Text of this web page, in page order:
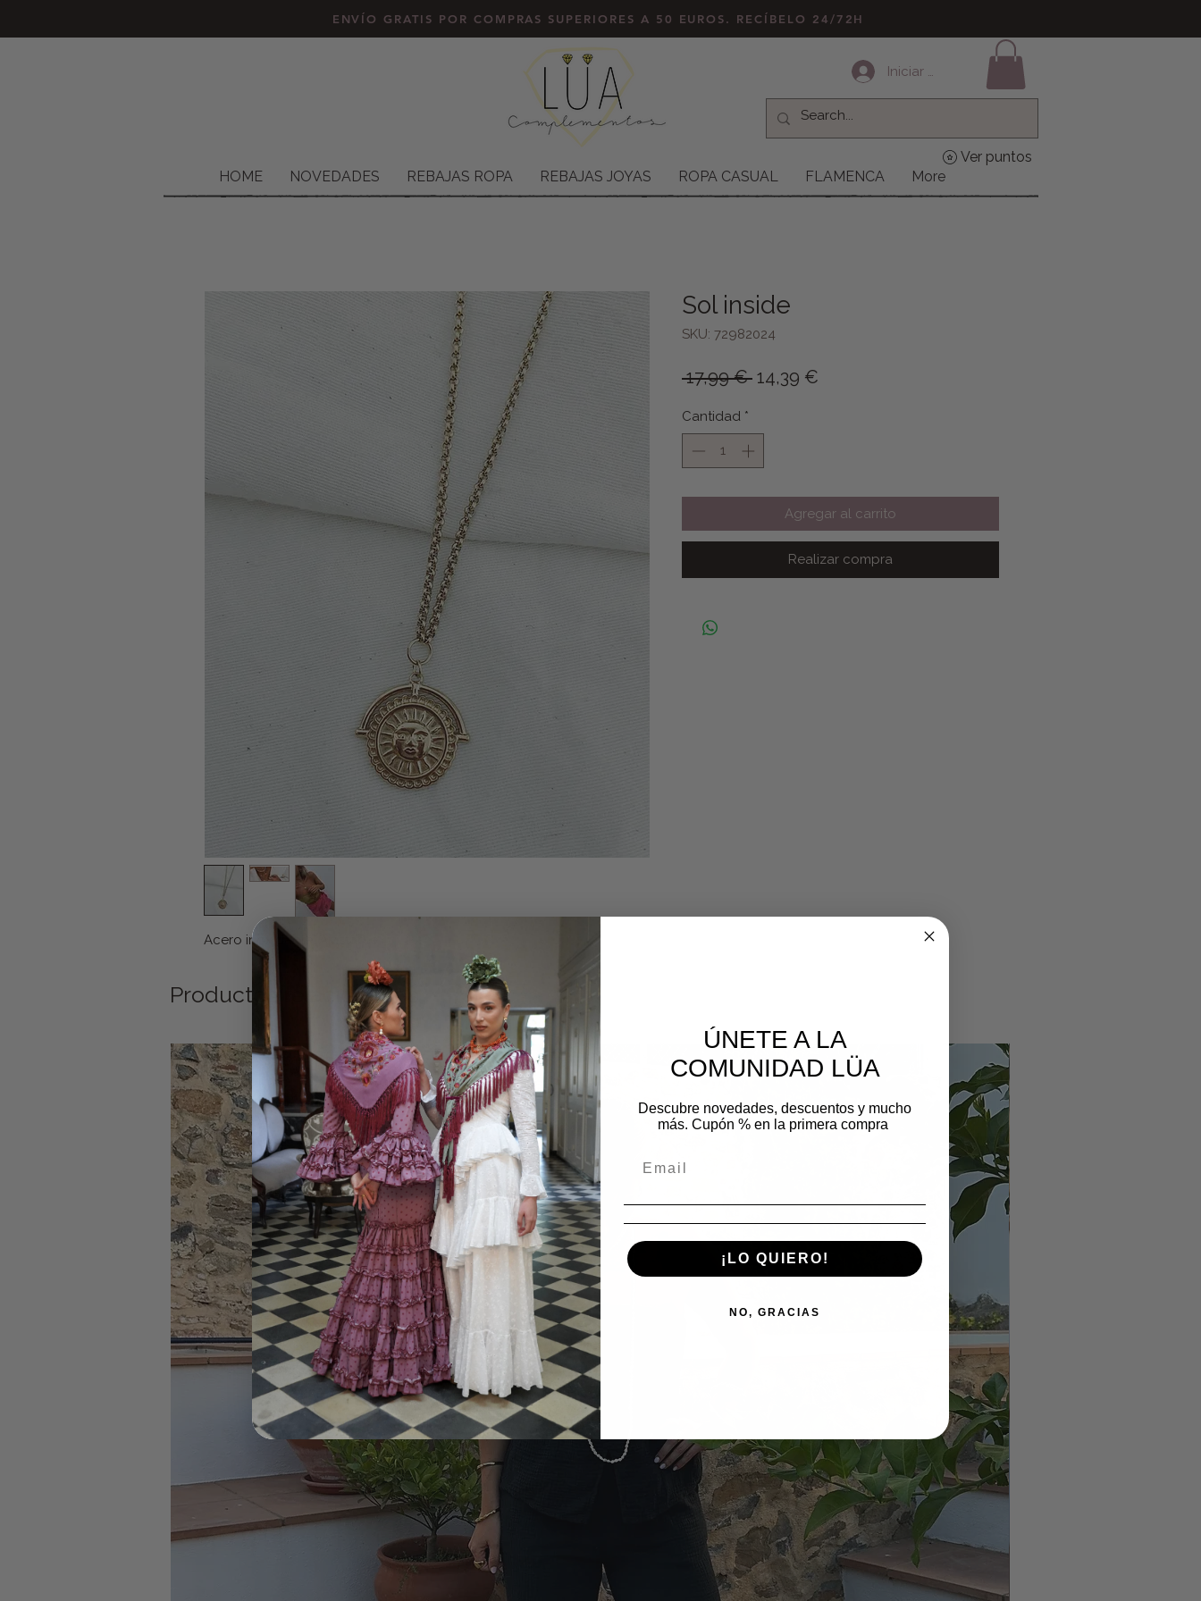
ENVÍO GRATIS POR COMPRAS SUPERIORES A 50 EUROS. RECÍBELO 24/72H
Iniciar sesión
HOME NOVEDADES REBAJAS ROPA REBAJAS JOYAS ROPA CASUAL FLAMENCA More
Ver puntos
Acero inoxidable. Ajustable
Sol inside
SKU: 72982024
17,99 € Precio
14,39 €
Cantidad *
Agregar al carrito
Realizar compra
Productos relacionados
ÚNETE A LA
COMUNIDAD LÜA
Descubre novedades, descuentos y mucho
más. Cupón % en la primera compra
¡LO QUIERO!
NO, GRACIAS